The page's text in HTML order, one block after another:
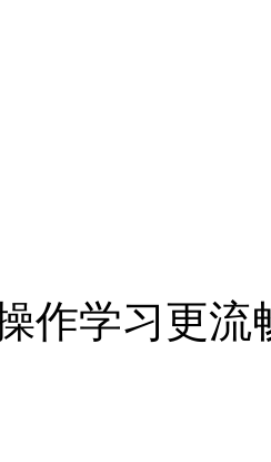
作学习更流